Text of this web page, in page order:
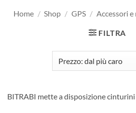
Home / Shop / GPS / Accessori e
FILTRA
BITRABI mette a disposizione cinturini